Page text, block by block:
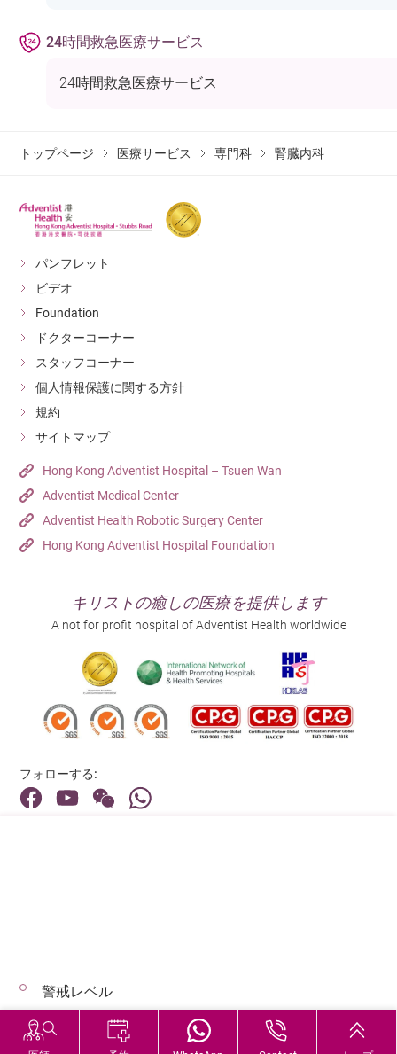
24時間救急医療サービス
24時間救急医療サービス
トップページ 医療サービス 専門科 腎臓内科
パンフレット
ビデオ
Foundation
ドクターコーナー
スタッフコーナー
個人情報保護に関する方針
規約
サイトマップ
Hong Kong Adventist Hospital – Tsuen Wan
Adventist Medical Center
Adventist Health Robotic Surgery Center
Hong Kong Adventist Hospital Foundation
キリストの癒しの医療を提供します
A not for profit hospital of Adventist Health worldwide
フォローする:
© 2026 著作権©アドベンティストヘルス 無断転載を禁じます。
警戒レベル
Hospital Services During Bad Weather